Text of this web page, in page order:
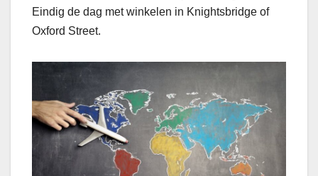
Eindig de dag met winkelen in Knightsbridge of
Oxford Street.